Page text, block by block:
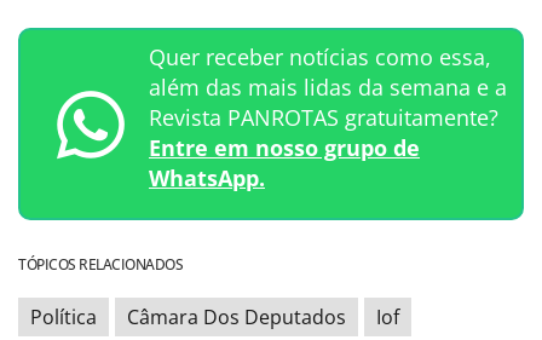
Quer receber notícias como essa,
além das mais lidas da semana e a
Revista PANROTAS gratuitamente?
Entre em nosso grupo de
WhatsApp.
TÓPICOS RELACIONADOS
Política Câmara Dos Deputados
Iof